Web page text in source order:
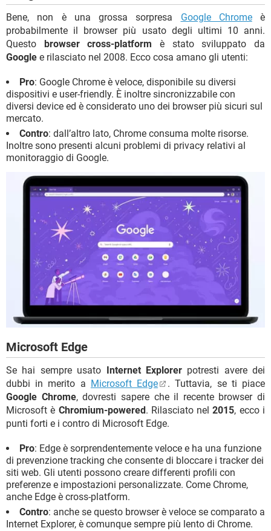
Bene, non è una grossa sorpresa Google Chromeè
probabilmente il browser più usato degli ultimi 10 anni.
Questo browser cross-platform è stato sviluppato da
Google e rilasciato nel 2008. Ecco cosa amano gli utenti:
Pro: Google Chrome è veloce, disponibile su diversi
dispositivi e user-friendly. È inoltre sincronizzabile con
diversi device ed è considerato uno dei browser più sicuri sul
mercato.
Contro: dall’altro lato, Chrome consuma molte risorse.
Inoltre sono presenti alcuni problemi di privacy relativi al
monitoraggio di Google.
Microsoft Edge
Se hai sempre usato Internet Explorerpotresti avere dei
dubbi in merito a Microsoft Edge
. Tuttavia, se ti piace
Google Chrome, dovresti sapere che il recente browser di
Microsoft è Chromium-powered. Rilasciato nel2015, ecco i
punti forti e i contro di Microsoft Edge.
Pro: Edge è sorprendentemente veloce e ha una funzione
di prevenzione tracking che consente di bloccare i tracker dei
siti web. Gli utenti possono creare differenti profili con
preferenze e impostazioni personalizzate. Come Chrome,
anche Edge è cross-platform.
Contro: anche se questo browser è veloce se comparato a
Internet Explorer, è comunque sempre più lento di Chrome.